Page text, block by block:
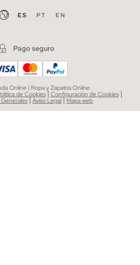
ES PT EN
Pago seguro
Online | Ropa y Zapatos Online
de Cookies| Configuración de Cookies |
|Aviso Legal| Mapa web